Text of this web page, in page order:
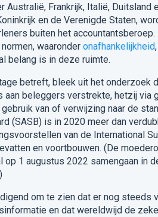
Australië, Frankrijk, Italië, Duitsland
en de Verenigde Staten,
buiten het accountantsberoep.
waaronder onafhankelijkheid
belang is in deze ruimte.
betreft, bleek uit het onderzoek
aan beleggers verstrekte, hetzij
gebruik van of verwijzing naar de
(SASB) is in 2020 meer dan
van de International
en voortbouwen. (De
op 1 augustus 2022 samengaan in
om te zien dat er nog steeds
en dat wereldwijd de